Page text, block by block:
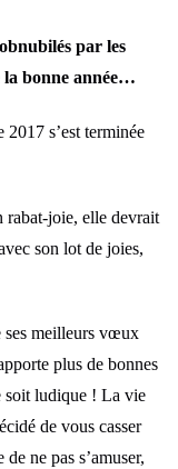
par les
la bonne année…
2017 s’est terminée
rabat-joie, elle devrait
son lot de joies,
ses meilleurs vœux
plus de bonnes
soit ludique ! La vie
de vous casser
ne pas s’amuser,